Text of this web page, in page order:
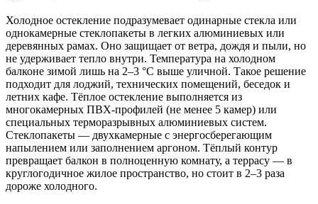
Холодное остекление подразумевает одинарные стекла или
однокамерные стеклопакеты в легких алюминиевых или
деревянных рамах. Оно защищает от ветра, дождя и пыли, но
не удерживает тепло внутри. Температура на холодном
балконе зимой лишь на 2–3 °C выше уличной. Такое решение
подходит для лоджий, технических помещений, беседок и
летних кафе. Тёплое остекление выполняется из
многокамерных ПВХ-профилей (не менее 5 камер) или
специальных терморазрывных алюминиевых систем.
Стеклопакеты — двухкамерные с энергосберегающим
напылением или заполнением аргоном. Тёплый контур
превращает балкон в полноценную комнату, а террасу — в
круглогодичное жилое пространство, но стоит в 2–3 раза
дороже холодного.